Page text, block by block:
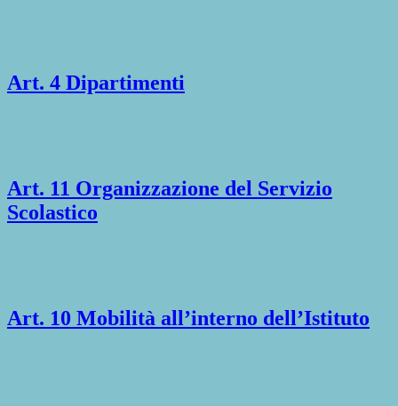
Art. 4 Dipartimenti
Art. 11 Organizzazione del Servizio
Scolastico
Art. 10 Mobilità all’interno dell’Istituto